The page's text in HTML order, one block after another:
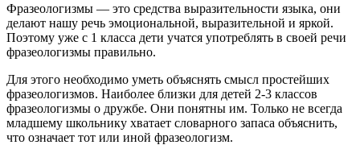
Фразеологизмы — это средства выразительности языка, они
делают нашу речь эмоциональной, выразительной и яркой.
Поэтому уже с 1 класса дети учатся употреблять в своей речи
фразеологизмы правильно.
Для этого необходимо уметь объяснять смысл простейших
фразеологизмов. Наиболее близки для детей 2-3 классов
фразеологизмы о дружбе. Они понятны им. Только не всегда
младшему школьнику хватает словарного запаса объяснить,
что означает тот или иной фразеологизм.